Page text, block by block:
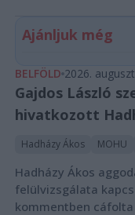
Ajánljuk még
BELFÖLD 2026.
Gajdos László
hivatkozott
Hadházy Ákos MOHU
Hadházy Ákos
felülvizsgálata
kommentben